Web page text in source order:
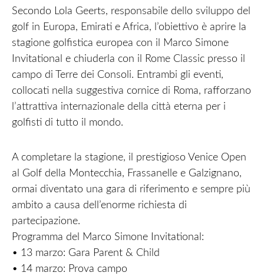
Secondo Lola Geerts, responsabile dello sviluppo del
golf in Europa, Emirati e Africa, l’obiettivo è aprire la
stagione golfistica europea con il Marco Simone
Invitational e chiuderla con il Rome Classic presso il
campo di Terre dei Consoli. Entrambi gli eventi,
collocati nella suggestiva cornice di Roma, rafforzano
l’attrattiva internazionale della città eterna per i
golfisti di tutto il mondo.
A completare la stagione, il prestigioso Venice Open
al Golf della Montecchia, Frassanelle e Galzignano,
ormai diventato una gara di riferimento e sempre più
ambito a causa dell’enorme richiesta di
partecipazione.
Programma del Marco Simone Invitational:
• 13 marzo: Gara Parent & Child
• 14 marzo: Prova campo